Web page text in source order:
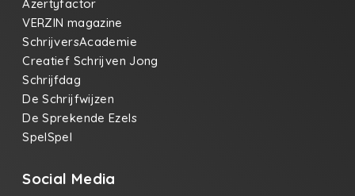
Azertyfactor
VERZIN magazine
SchrijversAcademie
Creatief Schrijven Jong
Schrijfdag
De Schrijfwijzen
De Sprekende Ezels
SpelSpel
Social Media